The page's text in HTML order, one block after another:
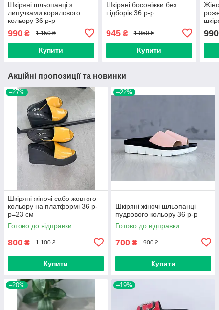
Шкіряні шльопанці з
липучками коралового
кольору 36 р-р
990 ₴ 1 150 ₴
Купити
Шкіряні босоніжки без
підборів 36 р-р
945₴ 1 050 ₴
Купити
990
Акційні пропозиції та новинки
–27%
Шкіряні жіночі сабо жовтого
кольору на платформі 36 р-
р=23 см
Готово до відправки
800 ₴ 1 100 ₴
Купити
–22%
Шкіряні жіночі шльопанці
пудрового кольору 36 р-р
Готово до відправки
700 ₴ 900 ₴
Купити
–20% –19%